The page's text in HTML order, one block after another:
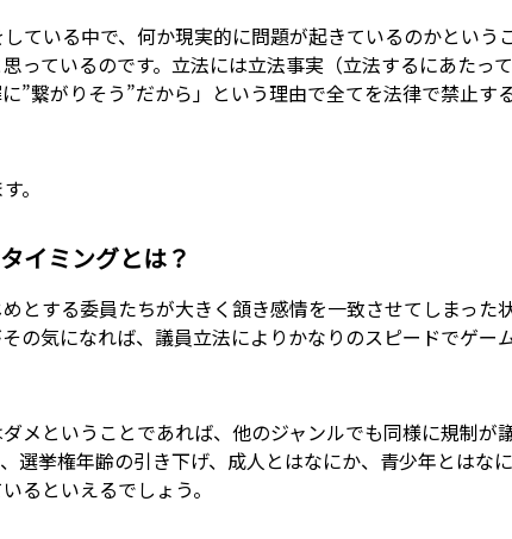
ている中で、何か現実的に問題が起きているのかという
っているのです。立法には立法事実（立法するにあたっ
”繋がりそう”だから」という理由で全てを法律で禁止す
。
イミングとは？
とする委員たちが大きく頷き感情を一致させてしまった
の気になれば、議員立法によりかなりのスピードでゲー
メということであれば、他のジャンルでも同様に規制が
選挙権年齢の引き下げ、成人とはなにか、青少年とはな
るといえるでしょう。